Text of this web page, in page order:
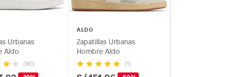
Urbanas
Aldo
(90)
ALDO
Zapatillas Urbanas
Hombre Aldo
(1)